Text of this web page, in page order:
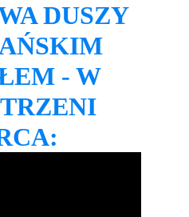
DUSZY
- W